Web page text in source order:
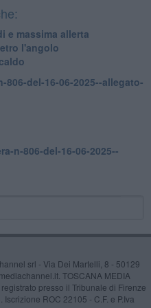
e massima allerta
l'angolo
del-16-06-2025--allegato-
n-806-del-16-06-2025--
srl - Via Dei Martelli, 8 - 50129
TOSCANA MEDIA
presso il Tribunale di Firenze
ROC 22105 - C.F. e P.Iva